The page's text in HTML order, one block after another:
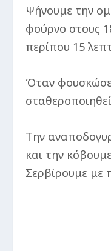
Ψήνουμε την
φούρνο στους
περίπου 15
Όταν
Την
και την
Σερβίρουμε με